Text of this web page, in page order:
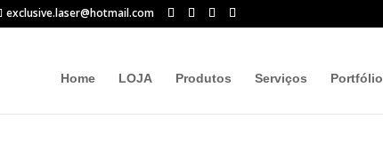
exclusive.laser@hotmail.com
Home LOJA Produtos Serviços Portfólio